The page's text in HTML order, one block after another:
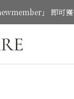
」 即可獲